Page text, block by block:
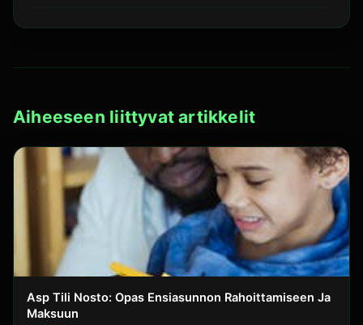
Aiheeseen liittyvat artikkelit
Asp Tili Nosto: Opas Ensiasunnon Rahoittamiseen Ja
Maksuun